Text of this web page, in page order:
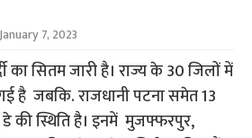
January 7, 2023
का सितम जारी है। राज्य के 30 जिलों में
है जबकि. राजधानी पटना समेत 13
की स्थिति है। इनमें मुजफ्फरपुर,